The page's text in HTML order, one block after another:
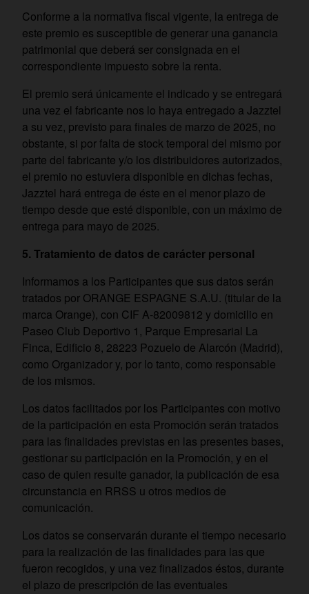
Conforme a la normativa fiscal vigente, la entrega de
este premio es susceptible de generar una ganancia
patrimonial que deberá ser consignada en el
correspondiente impuesto sobre la renta.
El premio será únicamente el indicado y se entregará
una vez el fabricante nos lo haya entregado a Jazztel
a su vez, previsto para finales de marzo de 2025, no
obstante, si por falta de stock temporal del mismo por
parte del fabricante y/o los distribuidores autorizados,
el premio no estuviera disponible en dichas fechas,
Jazztel hará entrega de éste en el menor plazo de
tiempo desde que esté disponible, con un máximo de
entrega para mayo de 2025.
5. Tratamiento de datos de carácter personal
Informamos a los Participantes que sus datos serán
tratados por ORANGE ESPAGNE S.A.U. (titular de la
marca Orange), con CIF A-82009812 y domicilio en
Paseo Club Deportivo 1, Parque Empresarial La
Finca, Edificio 8, 28223 Pozuelo de Alarcón (Madrid),
como Organizador y, por lo tanto, como responsable
de los mismos.
Los datos facilitados por los Participantes con motivo
de la participación en esta Promoción serán tratados
para las finalidades previstas en las presentes bases,
gestionar su participación en la Promoción, y en el
caso de quien resulte ganador, la publicación de esa
circunstancia en RRSS u otros medios de
comunicación.
Los datos se conservarán durante el tiempo necesario
para la realización de las finalidades para las que
fueron recogidos, y una vez finalizados éstos, durante
el plazo de prescripción de las eventuales